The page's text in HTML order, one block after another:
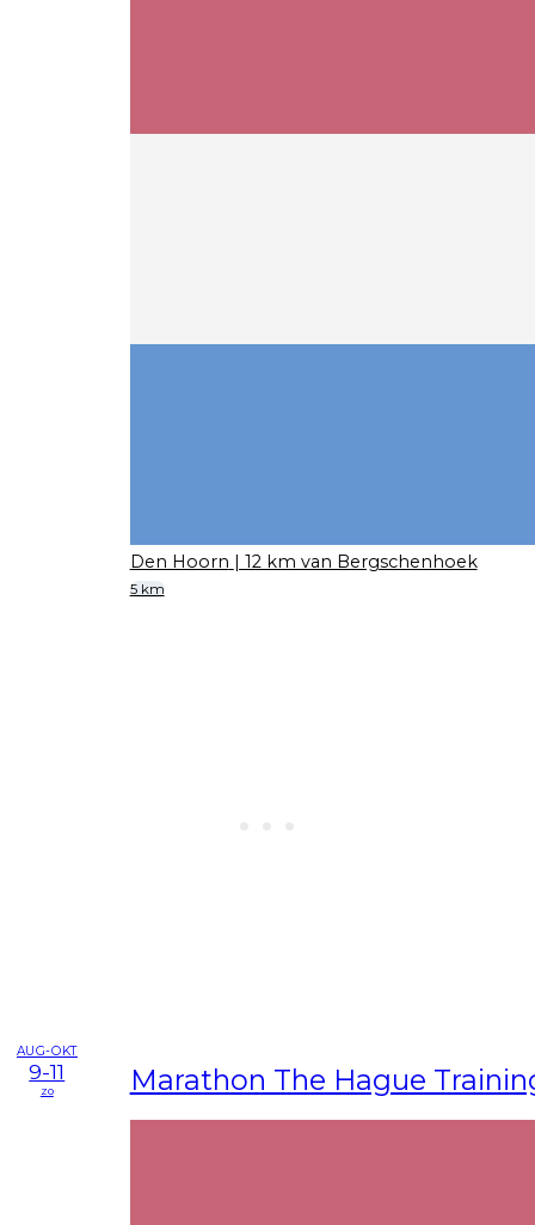
Den Hoorn | 12 km van Bergschenhoek
5 km
AUG-OKT
9-11
zo Marathon The Hague